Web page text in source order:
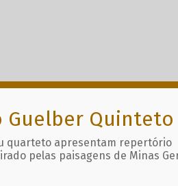
Guelber Quinteto
quarteto apresentam repertório
pelas paisagens de Minas